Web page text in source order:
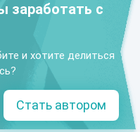
заработать с
и хотите делиться
Стать автором